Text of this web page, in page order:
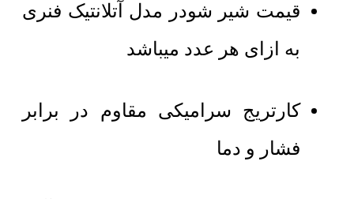
قیمت شیر شودر مدل آتلانتیک فنری
به ازای هر عدد میباشد
کارتریج سرامیکی مقاوم در برابر
فشار و دما